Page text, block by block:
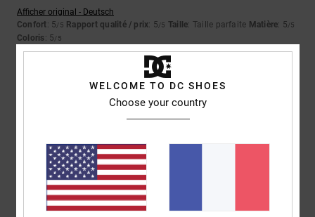
Afficher original - Deutsch
Confort: 5/5 Rapport qualité / prix: 5/5 Taille: Taille parfaite Matière: 5/5
Coloris: 5/5
Je recommande ce produit
5/5
30 avril 2026
Afficher original - Deutsch
Confort: 5/5 Rapport qualité / prix
WELCOME TO DC SHOES
Choose your country